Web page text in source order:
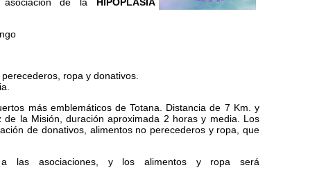
ropa y donativos.
más emblemáticos de Totana. Distancia de 7 Km. y
la Misión, duración aproximada 2 horas y media. Los
de donativos, alimentos no perecederos y ropa, que
las asociaciones, y los alimentos y ropa será